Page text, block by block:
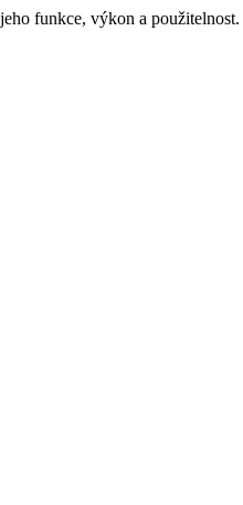
funkce, výkon a použitelnost.